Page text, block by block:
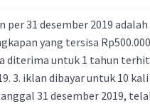
per 31 desember 2019
diterima untuk 1 tahun
dan
31 desember 2019,